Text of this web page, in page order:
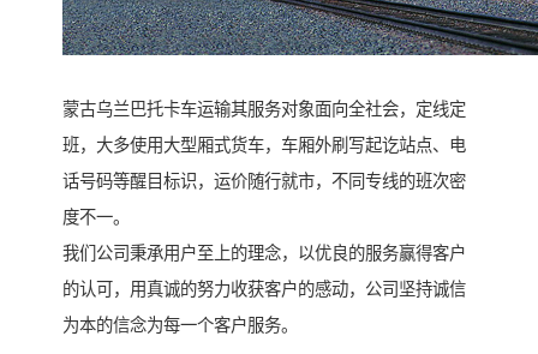
蒙古乌兰巴托卡车运输其服务对象面向全社会，定线定
班，大多使用大型厢式货车，车厢外刷写起讫站点、电
话号码等醒目标识，运价随行就市，不同专线的班次密
度不一。
我们公司秉承用户至上的理念，以优良的服务赢得客户
的认可，用真诚的努力收获客户的感动，公司坚持诚信
为本的信念为每一个客户服务。